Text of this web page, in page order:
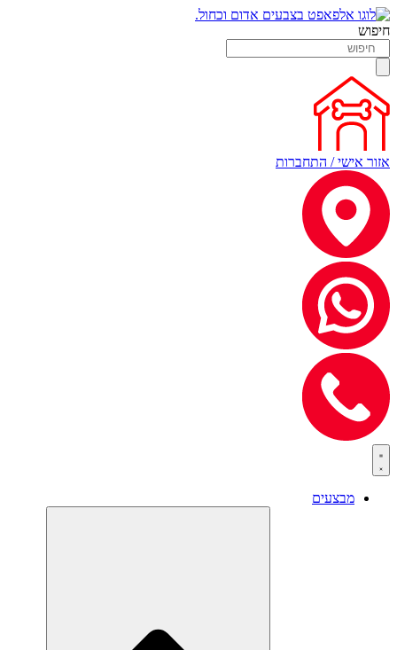
חיפוש
אזור אישי / התחברות
מבצעים